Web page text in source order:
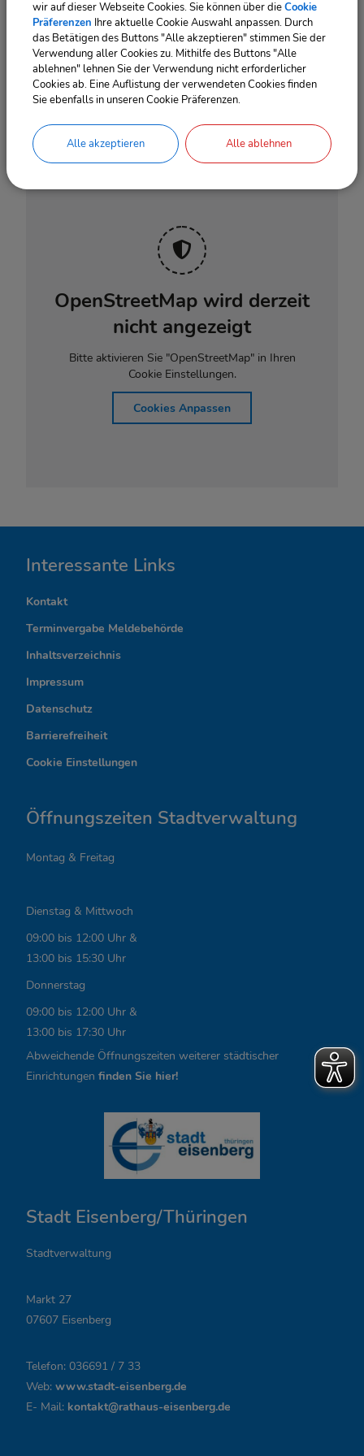
Fahrzeugbegeisterten.
Termine
OpenStreetMap wird derzeit
nicht angezeigt
Bitte aktivieren Sie "OpenStreetMap" in Ihren
Cookie Einstellungen.
Cookies Anpassen
I
n
t
e
r
e
s
a
t
L
i
n
k
s
,
u
n
g
s
e
i
Interessante Links
Kontakt
Terminvergabe Meldebehörde
Inhaltsverzeichnis
Impressum
Datenschutz
Barrierefreiheit
Cookie Einstellungen
Öffnungszeiten Stadtverwaltung
Montag & Freitag
Dienstag & Mittwoch
09:00 bis 12:00 Uhr &
13:00 bis 15:30 Uhr
Donnerstag
09:00 bis 12:00 Uhr &
13:00 bis 17:30 Uhr
Abweichende Öffnungszeiten weiterer städtischer
Einrichtungen finden Sie hier!
Stadt Eisenberg/Thüringen
Stadtverwaltung
Markt 27
07607 Eisenberg
Telefon: 036691 / 7 33
Web: www.stadt-eisenberg.de
E- Mail: kontakt@rathaus-eisenberg.de
wir auf dieser Webseite Cookies. Sie können über dieCookie
Präferenzen Ihre aktuelle Cookie Auswahl anpassen. Durch
das Betätigen des Buttons "Alle akzeptieren" stimmen Sie der
Verwendung aller Cookies zu. Mithilfe des Buttons "Alle
ablehnen" lehnen Sie der Verwendung nicht erforderlicher
Cookies ab. Eine Auflistung der verwendeten Cookies finden
Sie ebenfalls in unseren Cookie Präferenzen.
Alle akzeptieren Alle ablehnen